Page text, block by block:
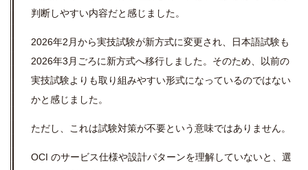
判断しやすい内容だと感じました。
2026年2月から実技試験が新方式に変更され、日本語試験も
2026年3月ごろに新方式へ移行しました。そのため、以前の
実技試験よりも取り組みやすい形式になっているのではない
かと感じました。
ただし、これは試験対策が不要という意味ではありません。
OCI のサービス仕様や設計パターンを理解していないと、選